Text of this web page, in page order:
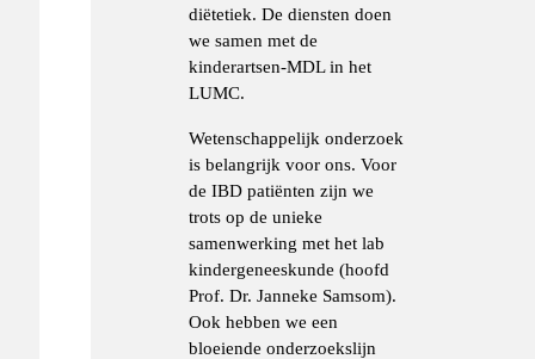
diëtetiek. De diensten doen
we samen met de
kinderartsen-MDL in het
LUMC.
Wetenschappelijk onderzoek
is belangrijk voor ons. Voor
de IBD patiënten zijn we
trots op de unieke
samenwerking met het lab
kindergeneeskunde (hoofd
Prof. Dr. Janneke Samsom).
Ook hebben we een
bloeiende onderzoekslijn